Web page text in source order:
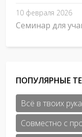
10 февраля 2026
Семинар для
ПОПУЛЯРНЫЕ
Всё в твоих
Совместно с